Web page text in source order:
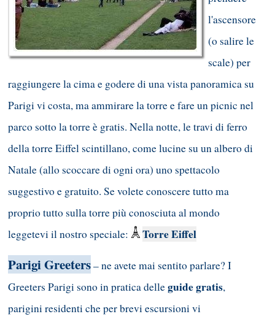
l'ascensore
(o salire le
scale) per
raggiungere la cima e godere di una vista panoramica su
Parigi vi costa, ma ammirare la torre e fare un picnic nel
parco sotto la torre è gratis. Nella notte, le travi di ferro
della torre Eiffel scintillano, come lucine su un albero di
Natale (allo scoccare di ogni ora) uno spettacolo
suggestivo e gratuito. Se volete conoscere tutto ma
proprio tutto sulla torre più conosciuta al mondo
leggetevi il nostro speciale:
Torre Eiffel
Parigi Greeters– ne avete mai sentito parlare? I
Greeters Parigi sono in pratica delleguide gratis,
parigini residenti che per brevi escursioni vi